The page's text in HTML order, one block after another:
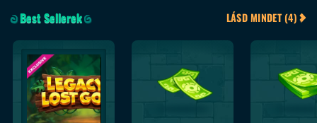
Best Sellerek LÁSD MINDET (4)